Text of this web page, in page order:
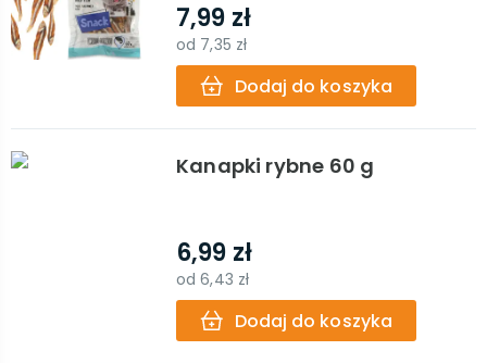
7,99 zł
od 7,35 zł
Dodaj do koszyka
Kanapki rybne 60 g
6,99 zł
od6,43 zł
Dodaj do koszyka